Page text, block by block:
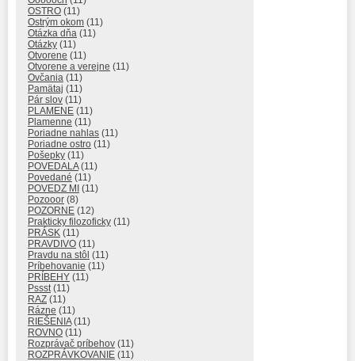
OSTRO (11)
Ostrým okom (11)
Otázka dňa (11)
Otázky (11)
Otvorene (11)
Otvorene a verejne (11)
Ovčania (11)
Pamätaj (11)
Pár slov (11)
PLAMENE (11)
Plamenne (11)
Poriadne nahlas (11)
Poriadne ostro (11)
Pošepky (11)
POVEDALA(11)
Povedané (11)
POVEDZ MI (11)
Pozooor (8)
POZORNE (12)
Prakticky filozoficky (11)
PRÁSK (11)
PRAVDIVO (11)
Pravdu na stôl (11)
Príbehovanie (11)
PRÍBEHY (11)
Pssst(11)
RAZ (11)
Rázne (11)
RIEŠENIA(11)
ROVNO (11)
Rozprávač príbehov (11)
ROZPRÁVKOVANIE (11)